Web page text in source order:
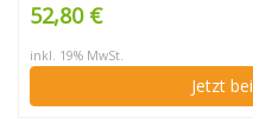
52,80 €
inkl. 19% MwSt.
Jetzt bei